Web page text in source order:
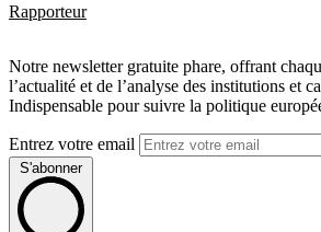
Rapporteur
Notre newsletter gratuite phare, offrant
l’actualité et de l’analyse des institutions et
Indispensable pour suivre la politique
Entrez votre email
S'abonner